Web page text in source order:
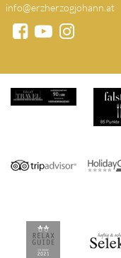
info@erzherzogjohann.at